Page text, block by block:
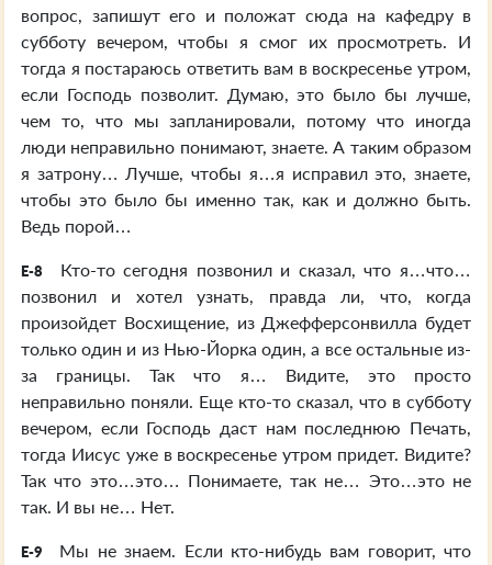
вопрос, запишут его и положат сюда на кафедру в
субботу вечером, чтобы я смог их просмотреть. И
тогда я постараюсь ответить вам в воскресенье утром,
если Господь позволит. Думаю, это было бы лучше,
чем то, что мы запланировали, потому что иногда
люди неправильно понимают, знаете. А таким образом
я затрону… Лучше, чтобы я…я исправил это, знаете,
чтобы это было бы именно так, как и должно быть.
Ведь порой…
E-8
Кто-то сегодня позвонил и сказал, что я…что…
позвонил и хотел узнать, правда ли, что, когда
произойдет Восхищение, из Джефферсонвилла будет
только один и из Нью-Йорка один, а все остальные из-
за границы. Так что я… Видите, это просто
неправильно поняли. Еще кто-то сказал, что в субботу
вечером, если Господь даст нам последнюю Печать,
тогда Иисус уже в воскресенье утром придет. Видите?
Так что это…это… Понимаете, так не… Это…это не
так. И вы не… Нет.
E-9
Мы не знаем. Если кто-нибудь вам говорит, что